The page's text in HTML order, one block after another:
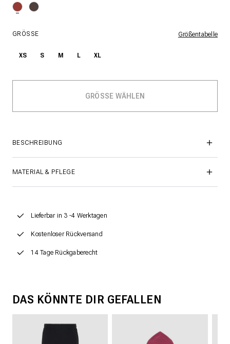
GRÖSSE Größentabelle
XS S M L XL
BESCHREIBUNG
MATERIAL & PFLEGE
Lieferbar in 3 -4 Werktagen
Kostenloser Rückversand
14 Tage Rückgaberecht
DAS KÖNNTE DIR GEFALLEN